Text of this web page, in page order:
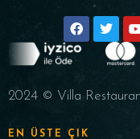
2024 © Villa
EN ÜSTE ÇIK